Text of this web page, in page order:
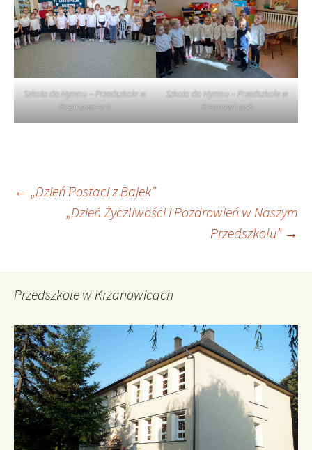
Szkoła do Hymnu – Przedszkole w
Krzanowicach
Szkoła do Hymnu – Przedszkole w
Krzanowicach
Nawigacja
← „Dzień Postaci z Bajek”
„Dzień Życzliwości i Pozdrowień w Naszym
Przedszkolu” →
Przedszkole w Krzanowicach